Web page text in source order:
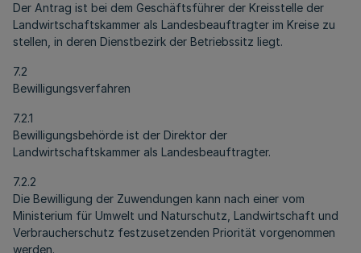
Der Antrag ist bei dem Geschäftsführer der Kreisstelle der
Landwirtschaftskammer als Landesbeauftragter im Kreise zu
stellen, in deren Dienstbezirk der Betriebssitz liegt.
7.2
Bewilligungsverfahren
7.2.1
Bewilligungsbehörde ist der Direktor der
Landwirtschaftskammer als Landesbeauftragter.
7.2.2
Die Bewilligung der Zuwendungen kann nach einer vom
Ministerium für Umwelt und Naturschutz, Landwirtschaft und
Verbraucherschutz festzusetzenden Priorität vorgenommen
werden.